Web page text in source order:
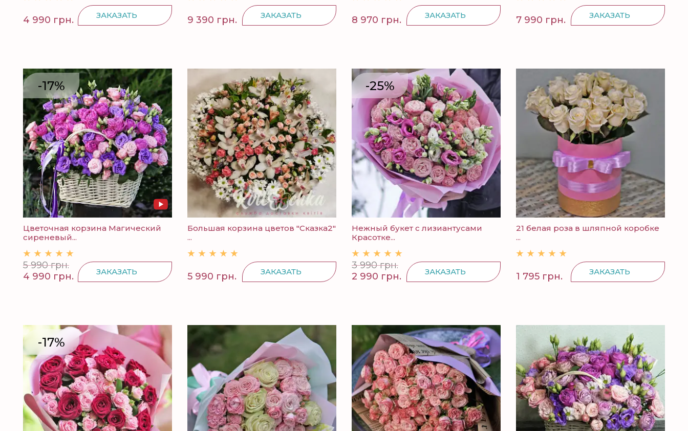
4 990 грн. ЗАКАЗАТЬ 9 390 грн. ЗАКАЗАТЬ 8 970 грн. ЗАКАЗАТЬ 7 990 грн. ЗАКАЗАТЬ
-17%
Цветочная корзина Магический
сиреневый...
5 990 грн.
4 990 грн.
ЗАКАЗАТЬ
Большая корзина цветов "Сказка2"
...
5 990 грн. ЗАКАЗАТЬ
-25%
Нежный букет с лизиантусами
Красотке...
3 990 грн.
2 990 грн.
ЗАКАЗАТЬ
21 белая роза в шляпной коробке
...
1 795 грн. ЗАКАЗАТЬ
-17%